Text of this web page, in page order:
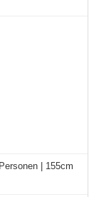
| 155cm